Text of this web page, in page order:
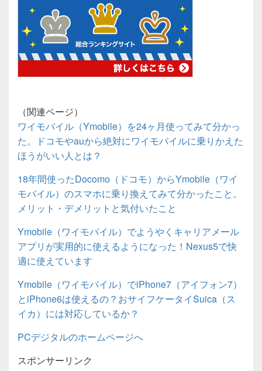
（関連ページ）
ワイモバイル（Ymobile）を24ヶ月使ってみて分かっ
た。ドコモやauから絶対にワイモバイルに乗りかえた
ほうがいい人とは？
18年間使ったDocomo（ドコモ）からYmobile（ワイ
モバイル）のスマホに乗り換えてみて分かったこと。
メリット・デメリットと気付いたこと
Ymobile（ワイモバイル）でようやくキャリアメール
アプリが実用的に使えるようになった！Nexus5で快
適に使えています
Ymobile（ワイモバイル）でiPhone7（アイフォン7）
とiPhone6は使えるの？おサイフケータイSuica（ス
イカ）には対応しているか？
PCデジタルのホームページへ
スポンサーリンク